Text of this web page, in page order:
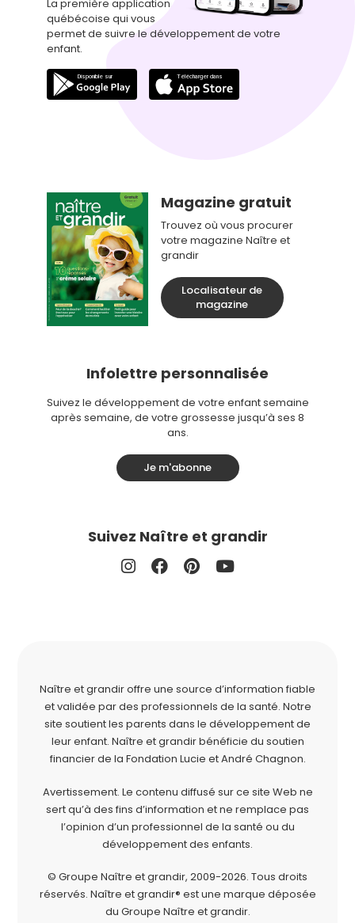
La première application
québécoise qui vous
permet de suivre le développement de votre
enfant.
Magazine gratuit
Trouvez où vous procurer
votre magazine Naître et
grandir
Localisateur de
magazine
Infolettre personnalisée
Suivez le développement de votre enfant semaine
après semaine, de votre grossesse jusqu’à ses 8
ans.
Je m'abonne
Suivez Naître et grandir
Naître et grandir offre une source d’information fiable
et validée par des professionnels de la santé. Notre
site soutient les parents dans le développement de
leur enfant. Naître et grandir bénéficie du soutien
financier de la Fondation Lucie et André Chagnon.
Avertissement. Le contenu diffusé sur ce site Web ne
sert qu’à des fins d’information et ne remplace pas
l’opinion d’un professionnel de la santé ou du
développement des enfants.
© Groupe Naître et grandir, 2009-2026. Tous droits
réservés. Naître et grandir® est une marque déposée
du Groupe Naître et grandir.